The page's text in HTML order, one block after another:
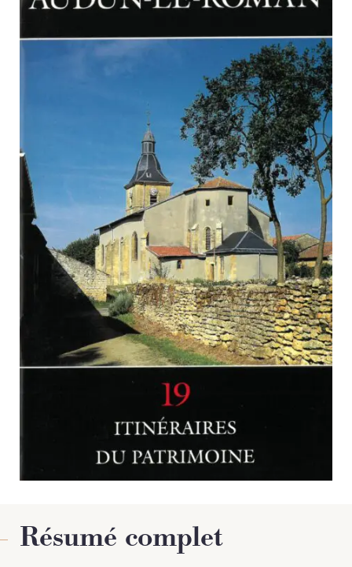
PATRIMOINE D’ALSACE
VOCABULAIRES TYPOLOGIQUES
Ressources
CATALOGUE BIBLIOGRAPHIQUE
NOS CENTRES DE DOCUMENTATION
NOS EXPOSITIONS
BASES DE DONNÉES DU
PATRIMOINE
ANNIVERSAIRE DE L’INVENTAIRE
GÉNÉRAL
Contact
Comité d'Histoire Régionale
Résumé complet